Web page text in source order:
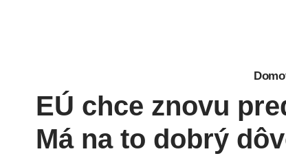
EÚ chce znovu
Má na to dobrý